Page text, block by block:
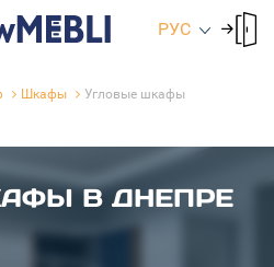
РУС
Шкафы Угловые шкафы
В ДНЕПРЕ